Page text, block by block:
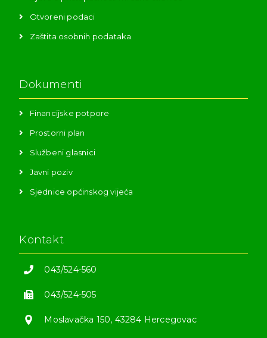
Otvoreni podaci
Zaštita osobnih podataka
Dokumenti
Financijske potpore
Prostorni plan
Službeni glasnici
Javni poziv
Sjednice općinskog vijeća
Kontakt
043/524-560
043/524-505
Moslavačka 150, 43284 Hercegovac